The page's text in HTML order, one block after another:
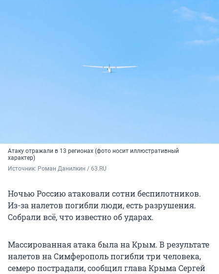
Атаку отражали в 13 регионах (фото носит иллюстративный
характер)
Источник: Роман Данилкин / 63.RU
Ночью Россию атаковали сотни беспилотников.
Из-за налетов погибли люди, есть разрушения.
Собрали всё, что известно об ударах.
Массированная атака была на Крым. В результате
налетов на Симферополь погибли три человека,
семеро пострадали, сообщил глава Крыма Сергей